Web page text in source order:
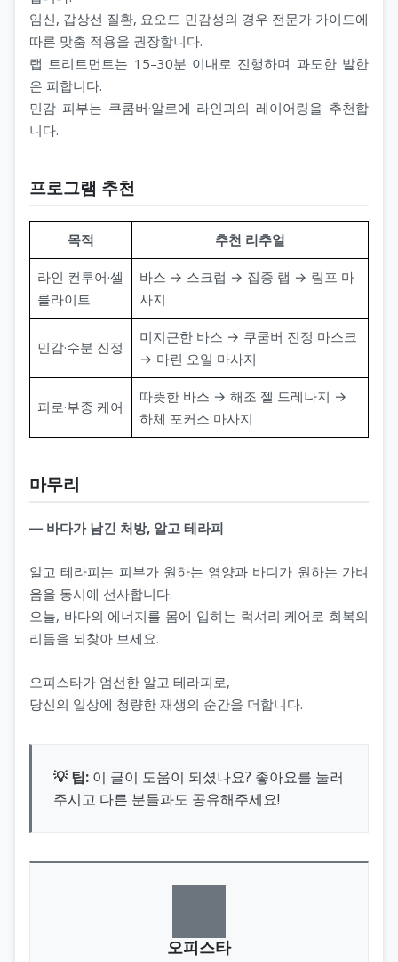
임신, 갑상선 질환, 요오드 민감성의 경우 전문가 가이드에
따른 맞춤 적용을 권장합니다.
랩 트리트먼트는 15–30분 이내로 진행하며 과도한 발한
은 피합니다.
민감 피부는 쿠쿰버·알로에 라인과의 레이어링을 추천합
니다.
프로그램 추천
목적 추천 리추얼
라인 컨투어·셀
룰라이트
바스 → 스크럽 → 집중 랩 → 림프 마
사지
민감·수분 진정
미지근한 바스 → 쿠쿰버 진정 마스크
→ 마린 오일 마사지
피로·부종 케어
따뜻한 바스 → 해조 젤 드레나지 →
하체 포커스 마사지
마무리
― 바다가 남긴 처방, 알고 테라피
알고 테라피는 피부가 원하는 영양과 바디가 원하는 가벼
움을 동시에 선사합니다.
오늘, 바다의 에너지를 몸에 입히는 럭셔리 케어로 회복의
리듬을 되찾아 보세요.
오피스타가 엄선한 알고 테라피로,
당신의 일상에 청량한 재생의 순간을 더합니다.
💡 팁: 이 글이 도움이 되셨나요? 좋아요를 눌러
주시고 다른 분들과도 공유해주세요!
오피스타